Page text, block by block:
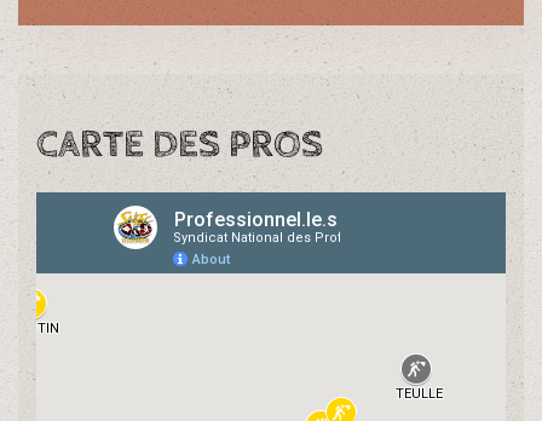
CARTE DES PROS